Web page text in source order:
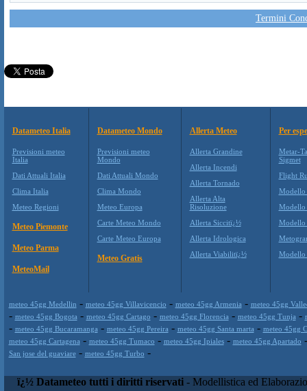
Termini
Datameteo Italia
Previsioni meteo
Italia
Dati Attuali Italia
Clima Italia
Meteo Regioni
Meteo Piemonte
Meteo Parma
MeteoMail
Datameteo Mondo
Previsioni meteo
Mondo
Dati Attuali Mondo
Clima Mondo
Meteo Europa
Carte Meteo Mondo
Carte Meteo Europa
Meteo Gratis
Allerta Meteo
Allerta Grandine
Allerta Incendi
Allerta Tornado
Allerta Alta
Risoluzione
Allerta Siccitï¿½
Allerta Idrologica
Allerta Viabilitï¿½
Per
Metar-
Sigmet
Flight
Modello
Modello
Modello
Modello
meteo 45gg Medellin - meteo 45gg Villavicencio - meteo 45gg Armenia - meteo 45gg
- meteo 45gg Bogota - meteo 45gg Cartago - meteo 45gg Florencia - meteo 45gg Tunja -
- meteo 45gg Bucaramanga - meteo 45gg Pereira - meteo 45gg Santa marta - meteo 45gg
meteo 45gg Cartagena - meteo 45gg Tumaco - meteo 45gg Ipiales- meteo 45gg Apartado
San jose del guaviare- meteo 45gg Turbo -
ï¿½ Datameteo tutti i diritti riservati - Modellistica ed